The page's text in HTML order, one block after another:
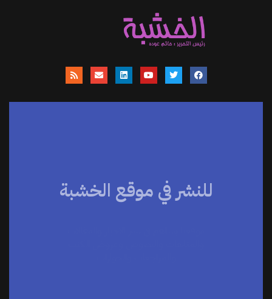
للنشر في موقع الخشبة
موقعنا يساهم في نشر الاخبار والمقالات